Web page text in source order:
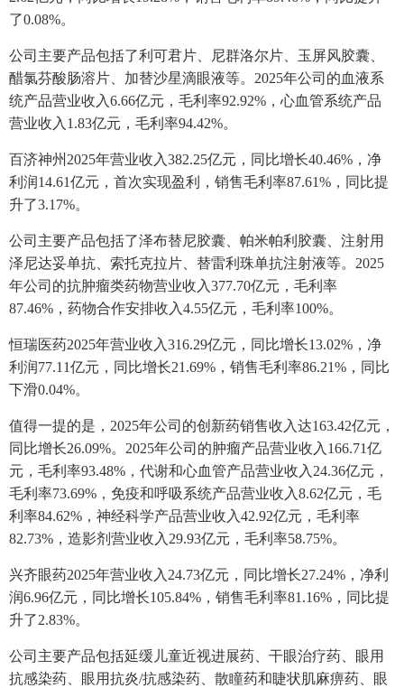
了0.08%。
公司主要产品包括了利可君片、尼群洛尔片、玉屏风胶囊、
醋氯芬酸肠溶片、加替沙星滴眼液等。2025年公司的血液系
统产品营业收入6.66亿元，毛利率92.92%，心血管系统产品
营业收入1.83亿元，毛利率94.42%。
百济神州2025年营业收入382.25亿元，同比增长40.46%，净
利润14.61亿元，首次实现盈利，销售毛利率87.61%，同比提
升了3.17%。
公司主要产品包括了泽布替尼胶囊、帕米帕利胶囊、注射用
泽尼达妥单抗、索托克拉片、替雷利珠单抗注射液等。2025
年公司的抗肿瘤类药物营业收入377.70亿元，毛利率
87.46%，药物合作安排收入4.55亿元，毛利率100%。
恒瑞医药2025年营业收入316.29亿元，同比增长13.02%，净
利润77.11亿元，同比增长21.69%，销售毛利率86.21%，同比
下滑0.04%。
值得一提的是，2025年公司的创新药销售收入达163.42亿元，
同比增长26.09%。2025年公司的肿瘤产品营业收入166.71亿
元，毛利率93.48%，代谢和心血管产品营业收入24.36亿元，
毛利率73.69%，免疫和呼吸系统产品营业收入8.62亿元，毛
利率84.62%，神经科学产品营业收入42.92亿元，毛利率
82.73%，造影剂营业收入29.93亿元，毛利率58.75%。
兴齐眼药2025年营业收入24.73亿元，同比增长27.24%，净利
润6.96亿元，同比增长105.84%，销售毛利率81.16%，同比提
升了2.83%。
公司主要产品包括延缓儿童近视进展药、干眼治疗药、眼用
抗感染药、眼用抗炎/抗感染药、散瞳药和睫状肌麻痹药、眼